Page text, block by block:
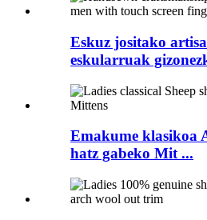
Eskuz jositako
eskularruak
Emakume klasikoa
hatz gabeko Mit ...